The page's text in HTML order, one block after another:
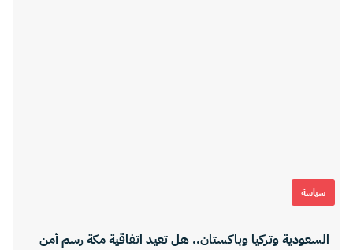
سياسة
السعودية وتركيا وباكستان.. هل تعيد اتفاقية مكة رسم أمن